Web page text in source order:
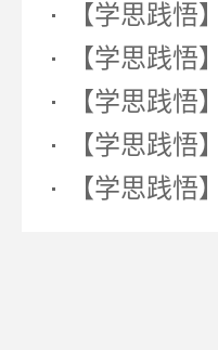
【学思践悟
【学思践悟
【学思践悟
【学思践悟
【学思践悟